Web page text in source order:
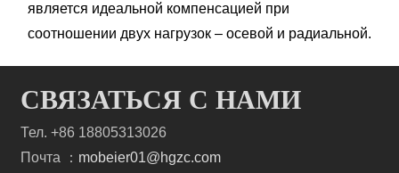
является идеальной компенсацией при
соотношении двух нагрузок – осевой и радиальной.
СВЯЗАТЬСЯ С НАМИ
Тел. +86 18805313026
Почта ： mobeier01@hgzc.com